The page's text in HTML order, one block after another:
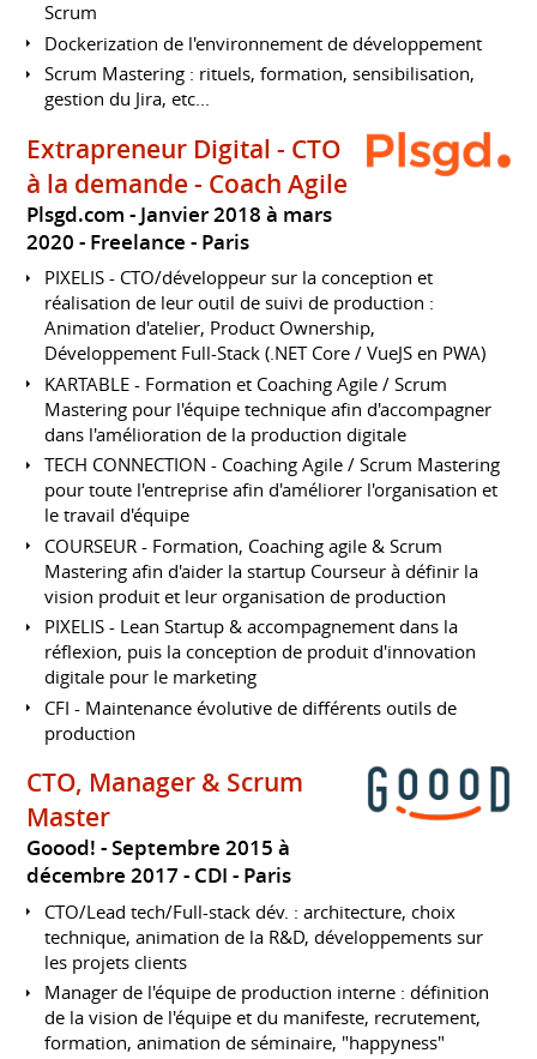
Scrum
Dockerization de l'environnement de développement
Scrum Mastering : rituels, formation, sensibilisation,
gestion du Jira, etc...
Extrapreneur Digital - CTO
à la demande - Coach Agile
Plsgd.com
Janvier 2018 à mars
2020 Freelance Paris
PIXELIS - CTO/développeur sur la conception et
réalisation de leur outil de suivi de production :
Animation d'atelier, Product Ownership,
Développement Full-Stack (.NET Core / VueJS en PWA)
KARTABLE - Formation et Coaching Agile / Scrum
Mastering pour l'équipe technique afin d'accompagner
dans l'amélioration de la production digitale
TECH CONNECTION - Coaching Agile / Scrum Mastering
pour toute l'entreprise afin d'améliorer l'organisation et
le travail d'équipe
COURSEUR - Formation, Coaching agile & Scrum
Mastering afin d'aider la startup Courseur à définir la
vision produit et leur organisation de production
PIXELIS - Lean Startup & accompagnement dans la
réflexion, puis la conception de produit d'innovation
digitale pour le marketing
CFI - Maintenance évolutive de différents outils de
production
CTO, Manager & Scrum
Master
Goood!
Septembre 2015 à
décembre 2017 CDI Paris
CTO/Lead tech/Full-stack dév. : architecture, choix
technique, animation de la R&D, développements sur
les projets clients
Manager de l'équipe de production interne : définition
de la vision de l'équipe et du manifeste, recrutement,
formation, animation de séminaire, "happyness"